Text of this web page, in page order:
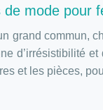
mode pour
grand commun,
d’irrésistibilité
et les pièces,